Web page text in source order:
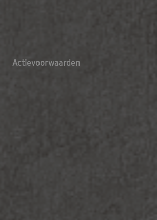
Actievoorwaarden